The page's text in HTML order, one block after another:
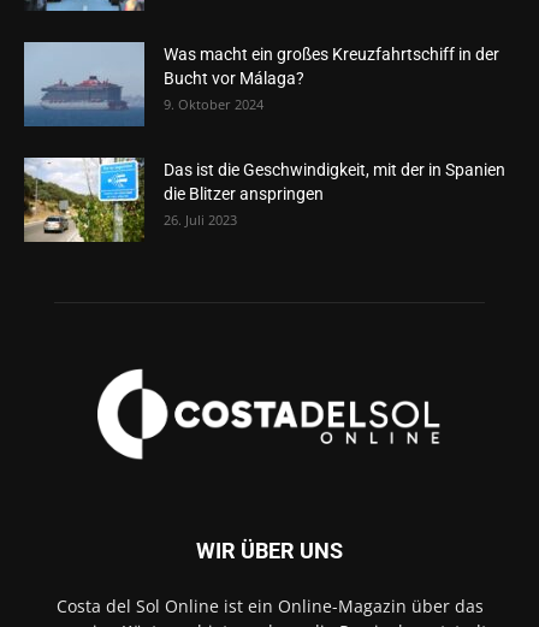
Was macht ein großes Kreuzfahrtschiff in der
Bucht vor Málaga?
9. Oktober 2024
Das ist die Geschwindigkeit, mit der in Spanien
die Blitzer anspringen
26. Juli 2023
WIR ÜBER UNS
Costa del Sol Online ist ein Online-Magazin über das